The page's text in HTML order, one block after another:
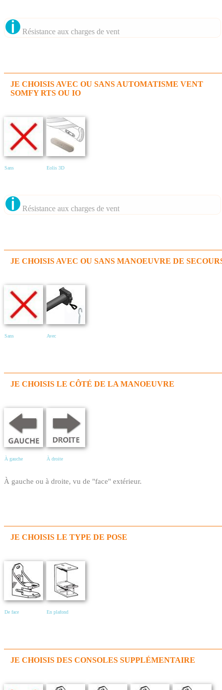
Résistance aux charges de vent
JE CHOISIS AVEC OU SANS AUTOMATISME VENT
SOMFY RTS OU IO
Sans Eolis 3D
Résistance aux charges de vent
JE CHOISIS AVEC OU SANS MANOEUVRE DE
Sans Avec
JE CHOISIS LE CÔTÉ DE LA MANOEUVRE
À gauche À droite
À gauche ou à droite, vu de "face" extérieur.
JE CHOISIS LE TYPE DE POSE
De face En plafond
JE CHOISIS DES CONSOLES SUPPLÉMENTAIRE